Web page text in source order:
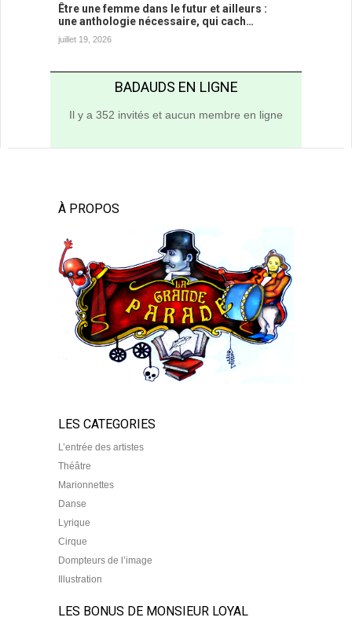
Être une femme dans le futur et ailleurs :
une anthologie nécessaire, qui cach…
juillet 19, 2026
BADAUDS EN LIGNE
Il y a 352 invités et aucun membre en ligne
À PROPOS
LES CATEGORIES
L’entrée des artistes
Théâtre
Marionnettes
Danse
Lyrique
Cirque
Dompteurs de l’image
Illustration
LES BONUS DE MONSIEUR LOYAL